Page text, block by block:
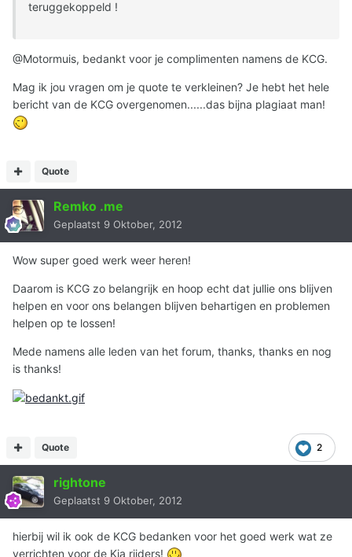
teruggekoppeld !
@Motormuis, bedankt voor je complimenten namens de KCG.
Mag ik jou vragen om je quote te verkleinen? Je hebt het hele
bericht van de KCG overgenomen......das bijna plagiaat man!
Quote
Remko .me
Geplaatst 9 Oktober, 2012
Wow super goed werk weer heren!
Daarom is KCG zo belangrijk en hoop echt dat jullie ons blijven
helpen en voor ons belangen blijven behartigen en problemen
helpen op te lossen!
Mede namens alle leden van het forum, thanks, thanks en nog
is thanks!
2
Quote
rightone
Geplaatst 9 Oktober, 2012
hierbij wil ik ook de KCG bedanken voor het goed werk wat ze
verrichten voor de Kia rijders!